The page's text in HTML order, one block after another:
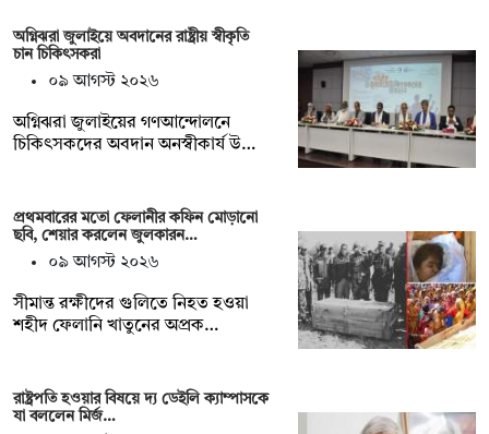
অগ্নিঝরা জুলাইয়ে অবদানের রাষ্ট্রীয় স্বীকৃতি
চান চিকিৎসকরা
০৯ আগস্ট ২০২৬
অগ্নিঝরা জুলাইয়ের গণআন্দোলনে
চিকিৎসকদের অবদান অনস্বীকার্য উ…
প্রথমবারের মতো ফেলানীর কফিন মোড়ানো
ছবি, শেয়ার করলেন জুলকারন…
০৯ আগস্ট ২০২৬
সীমান্ত রক্ষীদের গুলিতে নিহত হওয়া
শহীদ ফেলানি খাতুনের অপ্রক…
রাষ্ট্রপতি হওয়ার বিষয়ে দ্য ডেইলি ক্যাম্পাসকে
যা বললেন মির্জ…